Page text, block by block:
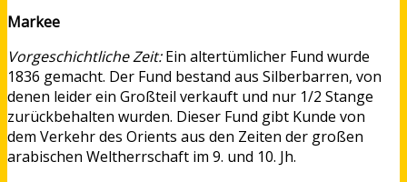
Markee
Vorgeschichtliche Zeit:Ein altertümlicher Fund wurde
1836 gemacht. Der Fund bestand aus Silberbarren, von
denen leider ein Großteil verkauft und nur 1/2 Stange
zurückbehalten wurden. Dieser Fund gibt Kunde von
dem Verkehr des Orients aus den Zeiten der großen
arabischen Weltherrschaft im 9. und 10. Jh.